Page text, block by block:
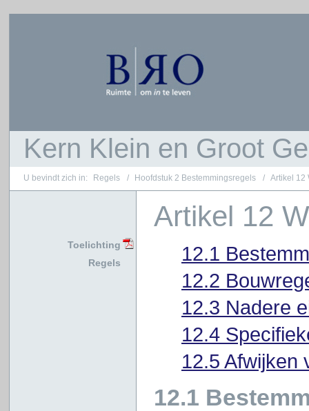
Kern Klein en Groot
Regels Hoofdstuk 2 Bestemmingsregels Artikel 12
Toelichting
Regels
Artikel 12
12.1
12.2
12.3 Nadere
12.4
12.5 Afwijken
12.1